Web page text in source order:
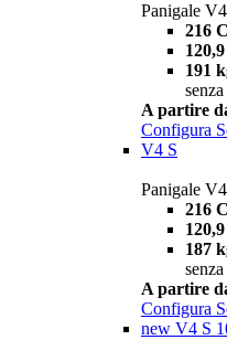
Panigale V4
216
191
A partire
Configura
V4 S
Panigale
216
187
A partire
Configura
new V4 S